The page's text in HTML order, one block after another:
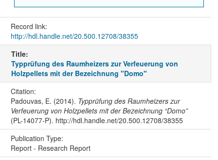
Record link:
http://hdl.handle.net/20.500.12708/38355
Title:
Typprüfung des Raumheizers zur Verfeuerung von
Holzpellets mit der Bezeichnung "Domo"
Citation:
Padouvas, E. (2014). Typprüfung des Raumheizers zur
Verfeuerung von Holzpellets mit der Bezeichnung “Domo”
(PL-14077-P). http://hdl.handle.net/20.500.12708/38355
Publication Type:
Report - Research Report